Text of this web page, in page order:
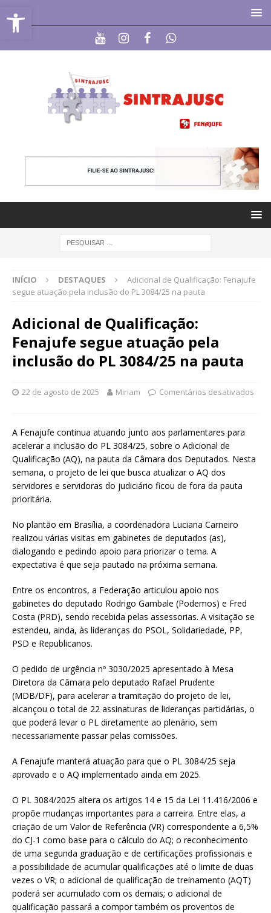
Abrir a barra de ferramentas
INÍCIO DESTAQUES
Adicional de Qualificação: Fenajufe
segue atuação pela inclusão do PL 3084/25 na pauta
Adicional de Qualificação:
Fenajufe segue atuação pela
inclusão do PL 3084/25 na pauta
22 de agosto de 2025 Miriam Comentários desativados
A Fenajufe continua atuando junto aos parlamentares para
acelerar a inclusão do PL 3084/25, sobre o Adicional de
Qualificação (AQ), na pauta da Câmara dos Deputados. Nesta
semana, o projeto de lei que busca atualizar o AQ dos
servidores e servidoras do judiciário ficou de fora da pauta
prioritária.
No plantão em Brasília, a coordenadora Luciana Carneiro
realizou várias visitas em gabinetes de deputados (as),
dialogando e pedindo apoio para priorizar o tema. A
expectativa é que seja pautado na próxima semana.
Entre os encontros, a Federação articulou apoio nos
gabinetes do deputado Rodrigo Gambale (Podemos) e Fred
Costa (PRD), sendo recebida pelas assessorias. A visitação se
estendeu, ainda, às lideranças do PSOL, Solidariedade, PP,
PSD e Republicanos.
O pedido de urgência nº 3030/2025 apresentado à Mesa
Diretora da Câmara pelo deputado Rafael Prudente
(MDB/DF), para acelerar a tramitação do projeto de lei,
alcançou o total de 22 assinaturas de lideranças partidárias, o
que poderá levar o PL diretamente ao plenário, sem
necessariamente passar pelas comissões.
A Fenajufe manterá atuação para que o PL 3084/25 seja
aprovado e o AQ implementado ainda em 2025.
O PL 3084/2025 altera os artigos 14 e 15 da Lei 11.416/2006 e
propõe mudanças importantes para a carreira. Entre elas, a
criação de um Valor de Referência (VR) correspondente a 6,5%
do CJ-1 como base para o cálculo do AQ; o reconhecimento
de uma segunda graduação e de certificações profissionais e
a possibilidade de acumular qualificações até o limite de duas
vezes o VR; o adicional de qualificação de treinamento (AQT)
poderá ser acumulado com os demais; o adicional de
qualificação passará a compor também os proventos de